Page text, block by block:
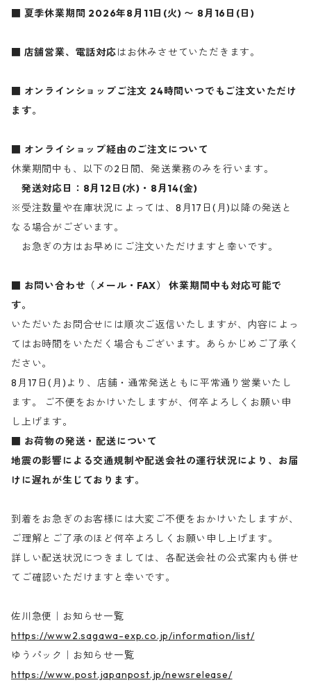
■ 夏季休業期間 2026年8月11日(火) 〜 8月16日(日)
■ 店舗営業、電話対応はお休みさせていただきます。
■ オンラインショップご注文 24時間いつでもご注文いただけ
ます。
■ オンライショップ経由のご注文について
休業期間中も、以下の2日間、発送業務のみを行います。
発送対応日：8月12日(水)・8月14(金)
※受注数量や在庫状況によっては、8月17日(月)以降の発送と
なる場合がございます。
お急ぎの方はお早めにご注文いただけますと幸いです。
■ お問い合わせ（メール・FAX）
休業期間中も対応可能で
す。
いただいたお問合せには順次ご返信いたしますが、内容によっ
てはお時間をいただく場合もございます。あらかじめご了承く
ださい。
8月17日(月)より、店舗・通常発送ともに平常通り営業いたし
ます。 ご不便をおかけいたしますが、何卒よろしくお願い申
し上げます。
■ お荷物の発送・配送について
地震の影響による交通規制や配送会社の運行状況により、お届
けに遅れが生じております。
到着をお急ぎのお客様には大変ご不便をおかけいたしますが、
ご理解とご了承のほど何卒よろしくお願い申し上げます。
詳しい配送状況につきましては、各配送会社の公式案内も併せ
てご確認いただけますと幸いです。
佐川急便｜お知らせ一覧
https://www2.sagawa-exp.co.jp/information/list/
ゆうパック｜お知らせ一覧
https://www.post.japanpost.jp/newsrelease/